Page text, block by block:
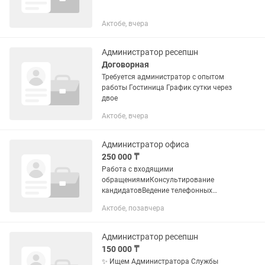
Актобе, вчера
Администратор ресепшн
Договорная
Требуется администратор с опытом
работы Гостиница График сутки через
двое
Актобе, вчера
Администратор офиса
250 000 ₸
Работа с входящими
обращениямиКонсультирование
кандидатовВедение телефонных
Актобе, позавчера
Администратор ресепшн
150 000 ₸
✨ Ищем Администратора Службы